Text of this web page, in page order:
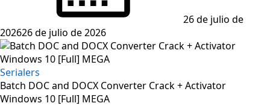
26 de julio de
202626 de julio de 2026
Serialers
Batch DOC and DOCX Converter Crack + Activator
Windows 10 [Full] MEGA